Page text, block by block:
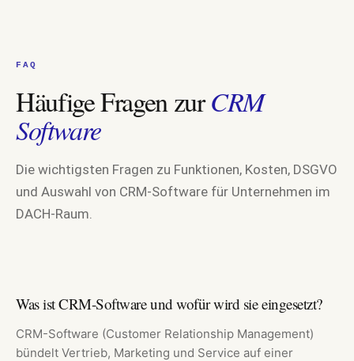
FAQ
Häufige Fragen zurCRM
Software
Die wichtigsten Fragen zu Funktionen, Kosten, DSGVO
und Auswahl von CRM-Software für Unternehmen im
DACH-Raum.
Was ist CRM-Software und wofür wird sie eingesetzt?
CRM-Software (Customer Relationship Management)
bündelt Vertrieb, Marketing und Service auf einer